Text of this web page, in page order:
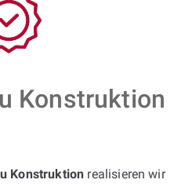
Konstruktion
Konstruktion realisieren wir